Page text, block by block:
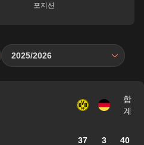
포지션
2025/2026
합
계
37 3 40